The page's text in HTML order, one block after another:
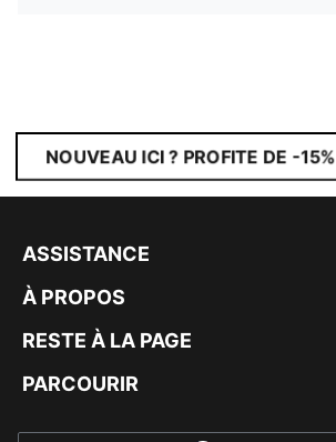
NOUVEAU ICI ? PROFITE DE -15%
ASSISTANCE
À PROPOS
RESTE À LA PAGE
PARCOURIR